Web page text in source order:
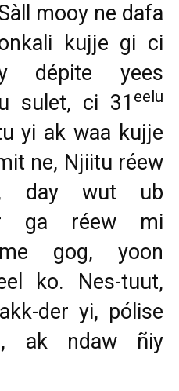
mooy ne dafa
kujje gi ci
dépite yees
sulet, ci 31 eelu
yi ak waa kujje
ne, Njiitu réew
day wut ub
ga réew mi
gog, yoon
ko. Nes-tuut,
der yi, pólise
ak ndaw ñiy